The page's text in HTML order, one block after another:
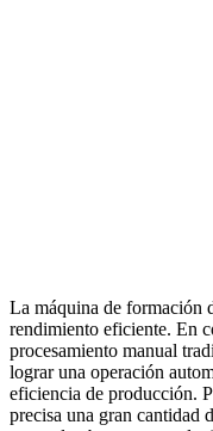
La máquina de formación
rendimiento eficiente. En
procesamiento manual
lograr una operación
eficiencia de producción.
precisa una gran cantidad